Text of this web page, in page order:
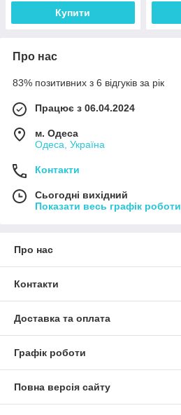
Купити
Про нас
83% позитивних з 6 відгуків за рік
Працює з 06.04.2024
м. Одеса
Одеса, Україна
Контакти
Сьогодні вихідний
Показати весь графік роботи
Про нас
Контакти
Доставка та оплата
Графік роботи
Повна версія сайту